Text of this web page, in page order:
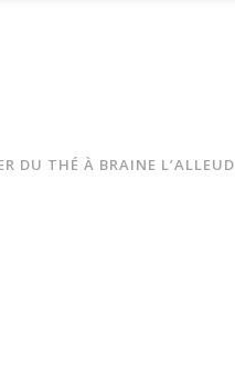
DU THÉ À BRAINE L’ALLEUD